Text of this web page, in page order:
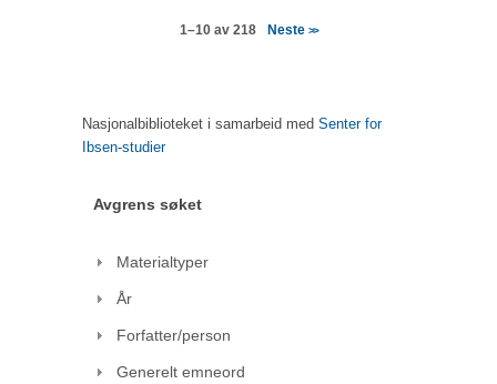
1–10 av 218 Neste >>
Nasjonalbiblioteket i samarbeid med Senter for
Ibsen-studier
Avgrens søket
Materialtyper
År
Forfatter/person
Generelt emneord